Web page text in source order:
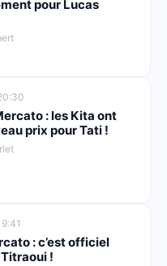
pour Lucas
: les Kita ont
prix pour Tati !
: c’est officiel
!